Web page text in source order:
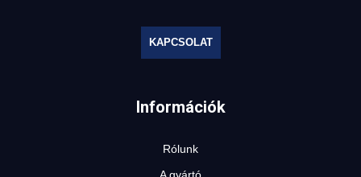
KAPCSOLAT
Információk
Rólunk